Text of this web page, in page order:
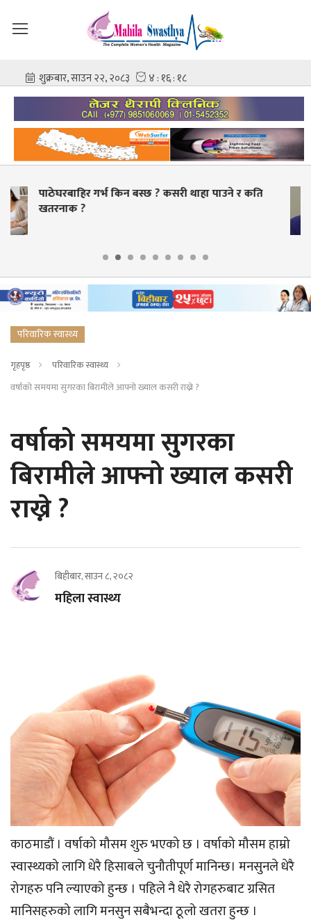
पाउने र कति
स्वास्थ्य क्षेत्रमा व्यापक सुधारको
परिवारिक स्वास्थ्य
गृहपृष्ठ
परिवारिक स्वास्थ्य
वर्षाको समयमा सुगरका बिरामीले आफ्नो ख्याल कसरी राख्ने ?
वर्षाको समयमा सुगरका
बिरामीले आफ्नो ख्याल कसरी
राख्ने ?
बिहीबार, साउन ८, २०८२
महिला स्वास्थ्य
काठमाडौं । वर्षाको मौसम शुरु भएको छ । वर्षाको मौसम हाम्रो
स्वास्थ्यको लागि धेरै हिसाबले चुनौतीपूर्ण मानिन्छ। मनसुनले धेरै
रोगहरु पनि ल्याएको हुन्छ । पहिले नै धेरै रोगहरुबाट ग्रसित
मानिसहरुको लागि मनसुन सबैभन्दा ठूलो खतरा हुन्छ ।